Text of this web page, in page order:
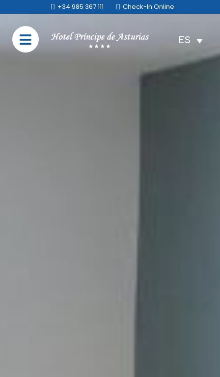
+34 985 367 111 Check-In Online
ES